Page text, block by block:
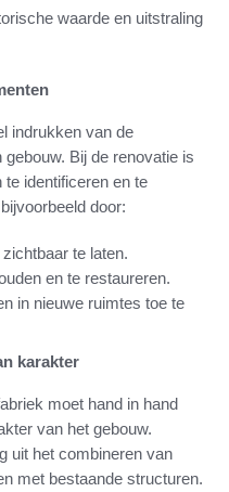
waarde en uitstraling
indrukken van de
Bij de renovatie is
identificeren en te
door:
te laten.
en te restaureren.
in nieuwe ruimtes toe te
karakter
moet hand in hand
van het gebouw.
uit het combineren van
met bestaande structuren.